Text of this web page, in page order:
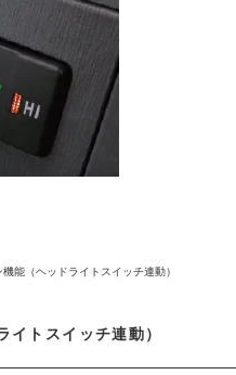
能（ヘッドライトスイッチ連動）
イトスイッチ連動）